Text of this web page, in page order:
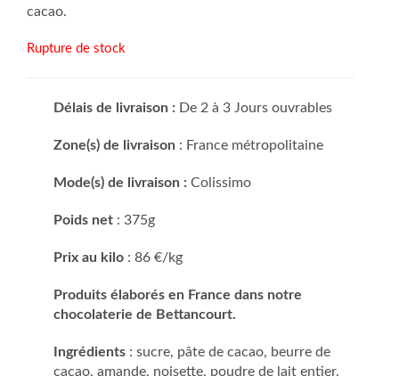
cacao.
Rupture de stock
Délais de livraison : De 2 à 3 Jours ouvrables
Zone(s) de livraison : France métropolitaine
Mode(s) de livraison : Colissimo
Poids net : 375g
Prix au kilo : 86 €/kg
Produits élaborés en France dans notre
chocolaterie de Bettancourt.
Ingrédients : sucre, pâte de cacao, beurre de
cacao, amande, noisette, poudre de lait entier,